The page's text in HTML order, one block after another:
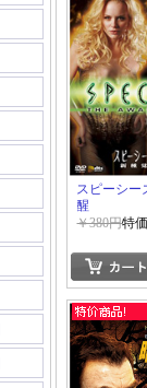
スピーシー
醒
￥380円特